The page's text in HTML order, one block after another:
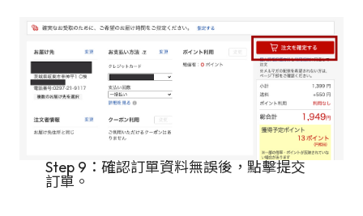
Step 9：確認訂單資料無誤後，點擊提交
訂單。